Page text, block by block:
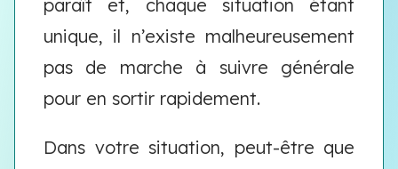
paraît et, chaque situation étant
unique, il n’existe malheureusement
pas de marche à suivre générale
pour en sortir rapidement.
Dans votre situation, peut-être que